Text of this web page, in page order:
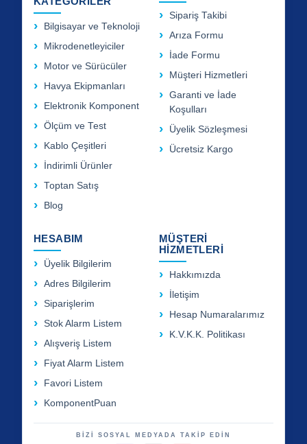
Bilgisayar ve Teknoloji
Mikrodenetleyiciler
Motor ve Sürücüler
Havya Ekipmanları
Elektronik Komponent
Ölçüm ve Test
Kablo Çeşitleri
İndirimli Ürünler
Toptan Satış
Blog
Sipariş Takibi
Arıza Formu
İade Formu
Müşteri Hizmetleri
Garanti ve İade
Koşulları
Üyelik Sözleşmesi
Ücretsiz Kargo
HESABIM
Üyelik Bilgilerim
Adres Bilgilerim
Siparişlerim
Stok Alarm Listem
Alışveriş Listem
Fiyat Alarm Listem
Favori Listem
KomponentPuan
MÜŞTERİ
HİZMETLERİ
Hakkımızda
İletişim
Hesap Numaralarımız
K.V.K.K. Politikası
BİZİ SOSYAL MEDYADA TAKİP EDİN